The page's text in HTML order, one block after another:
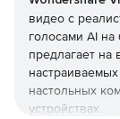
видео с
голосами AI
предлагает на
настольных
устройствах.